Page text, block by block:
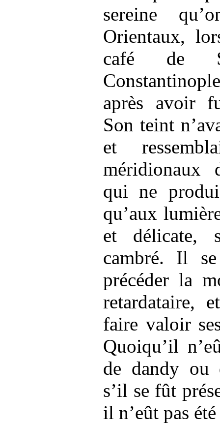
sereine
Orientaux,
café de
après avoir
Son teint
et
méridionaux
qui ne
qu’aux
et délicate,
cambré. Il
précéder la
retardataire,
faire valoir
Quoiqu’il
de dandy ou
s’il se fût
il n’eût pas